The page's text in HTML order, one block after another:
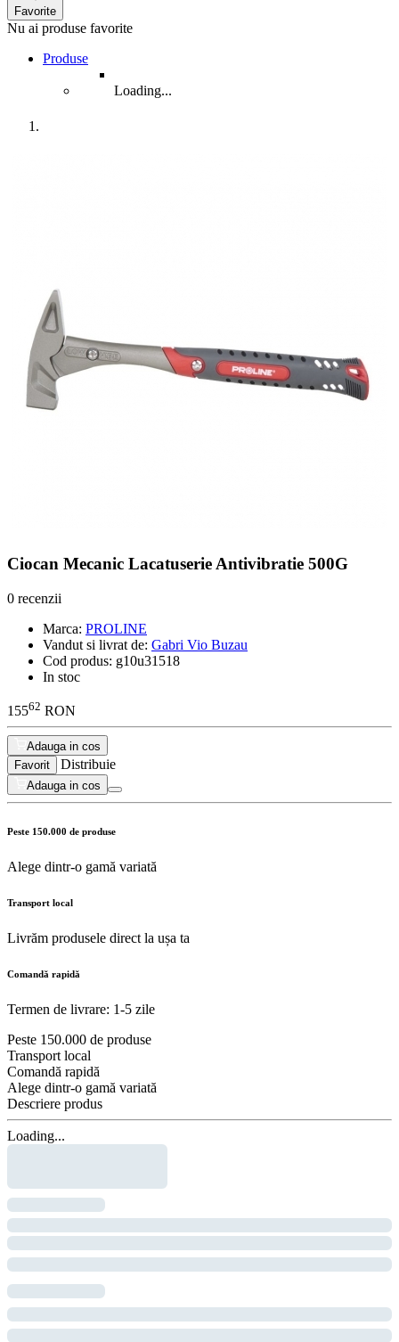
Favorite
Nu ai produse favorite
Produse
Loading...
Ciocan Mecanic Lacatuserie Antivibratie 500G
0 recenzii
Marca: PROLINE
Vandut si livrat de: Gabri Vio Buzau
Cod produs: g10u31518
In stoc
15562 RON
Adauga in cos
Favorit
Distribuie
Adauga in cos
Peste 150.000 de produse
Alege dintr-o gamă variată
Transport local
Livrăm produsele direct la ușa ta
Comandă rapidă
Termen de livrare: 1-5 zile
Peste 150.000 de produse
Transport local
Comandă rapidă
Alege dintr-o gamă variată
Descriere produs
Loading...